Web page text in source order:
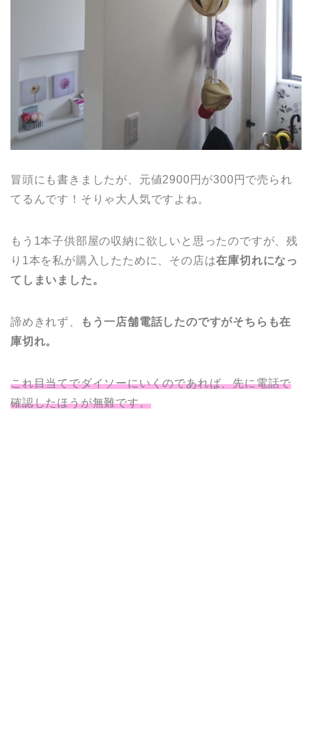
冒頭にも書きましたが、元値2900円が300円で売られ
てるんです！そりゃ大人気ですよね。
もう1本子供部屋の収納に欲しいと思ったのですが、残
り1本を私が購入したために、その店は在庫切れになっ
てしまいました。
諦めきれず、
もう一店舗電話したのですがそちらも在
庫切れ。
これ目当てでダイソーにいくのであれば、先に電話で
確認したほうが無難です。